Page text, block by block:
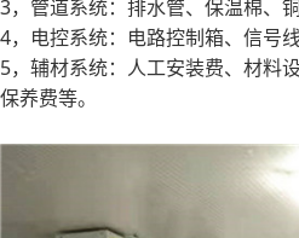
3，管道系统：排水管、保温棉、
4，电控系统：电路控制箱、信号
5，辅材系统：人工安装费、材料
保养费等。